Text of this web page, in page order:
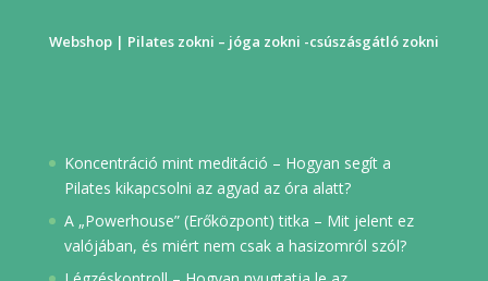
Webshop | Pilates zokni – jóga zokni -csúszásgátló zokni
Koncentráció mint meditáció – Hogyan segít a
Pilates kikapcsolni az agyad az óra alatt?
A „Powerhouse” (Erőközpont) titka – Mit jelent ez
valójában, és miért nem csak a hasizomról szól?